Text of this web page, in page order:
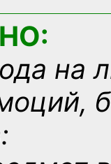
на